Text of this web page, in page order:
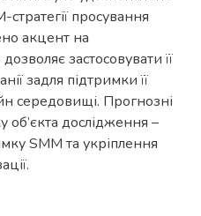
просування
акцент на
застосовувати її
задля підтримки її
середовищі. Прогнозні
дослідження –
SMM та укріплення